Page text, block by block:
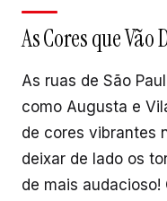
As Cores que
As ruas de São
como Augusta e
de cores vibrantes
deixar de lado os
de mais